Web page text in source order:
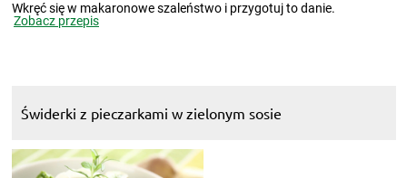
Wkręć się w makaronowe szaleństwo i przygotuj to danie.
Zobacz przepis
Świderki z pieczarkami w zielonym sosie